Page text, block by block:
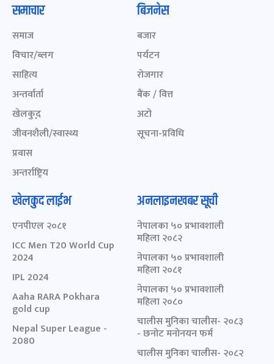
समाचार
समाज
विचार/ब्लग
साहित्य
अन्तर्वार्ता
खेलकुद़़
जीवनशैली/स्वास्थ्य
प्रवास
अन्तर्राष्ट्रिय
बिजनेस
बजार
पर्यटन
रोजगार
बैंक / वित्त
अटो
सूचना-प्रविधि
खेलकुद लाईभ
एनपीएल २०८१
ICC Men T20 World Cup
2024
IPL 2024
Aaha RARA Pokhara
gold cup
Nepal Super League -
2080
अनलाइनखबर सूची
नेपालका ५० प्रभावशाली
महिला २०८२
नेपालका ५० प्रभावशाली
महिला २०८१
नेपालका ५० प्रभावशाली
महिला २०८०
चालीस मुनिका चालीस- २०८३
- छनोट मनोनयन फर्म
चालीस मुनिका चालीस- २०८२